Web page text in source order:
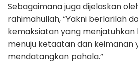
Sebagaimana juga dijelaskan
rahimahullah, “Yakni berlarilah
kemaksiatan yang menjatuhkan
menuju ketaatan dan keimanan
mendatangkan pahala.”